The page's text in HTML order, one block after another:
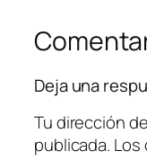
Deja una
Tu dirección
publicada. Los